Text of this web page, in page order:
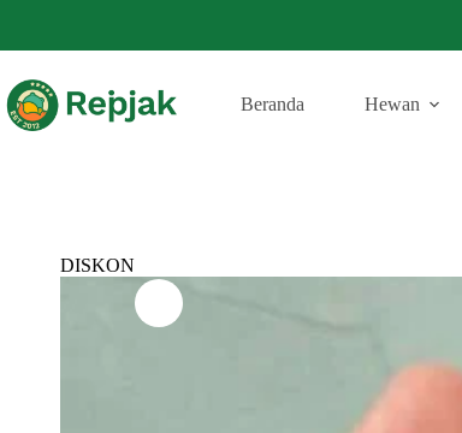
Beranda Hewan
DISKON